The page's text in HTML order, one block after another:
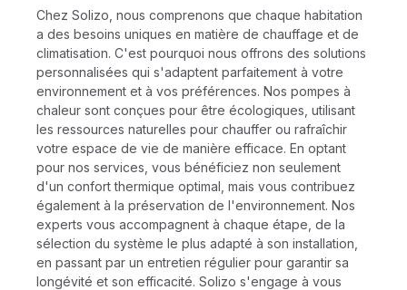
Chez Solizo, nous comprenons que chaque habitation
a des besoins uniques en matière de chauffage et de
climatisation. C'est pourquoi nous offrons des solutions
personnalisées qui s'adaptent parfaitement à votre
environnement et à vos préférences. Nos pompes à
chaleur sont conçues pour être écologiques, utilisant
les ressources naturelles pour chauffer ou rafraîchir
votre espace de vie de manière efficace. En optant
pour nos services, vous bénéficiez non seulement
d'un confort thermique optimal, mais vous contribuez
également à la préservation de l'environnement. Nos
experts vous accompagnent à chaque étape, de la
sélection du système le plus adapté à son installation,
en passant par un entretien régulier pour garantir sa
longévité et son efficacité. Solizo s'engage à vous